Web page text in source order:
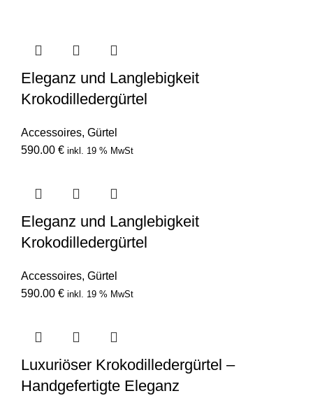
Eleganz und Langlebigkeit
Krokodilledergürtel
Accessoires, Gürtel
590.00 € inkl. 19 % MwSt
Eleganz und Langlebigkeit
Krokodilledergürtel
Accessoires, Gürtel
590.00 € inkl. 19 % MwSt
Luxuriöser Krokodilledergürtel –
Handgefertigte Eleganz